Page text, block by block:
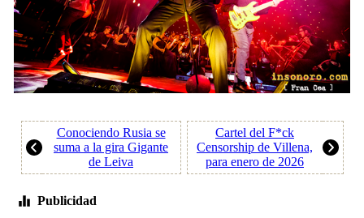
Conociendo Rusia se
suma a la gira Gigante
de Leiva
Cartel del F*ck
Censorship de Villena,
para enero de 2026
Publicidad